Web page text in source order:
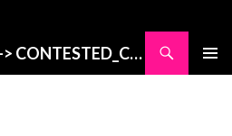
Working Paper Series -> CONTESTED_CITIES